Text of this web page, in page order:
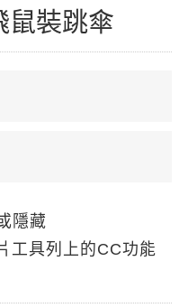
裝跳傘
隱藏
工具列上的CC功能